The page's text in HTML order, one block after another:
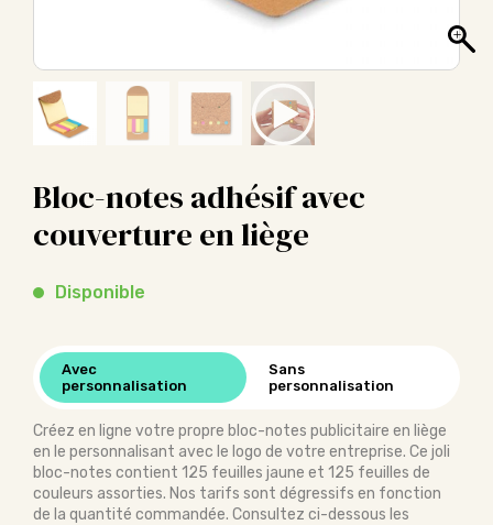
Bloc-notes adhésif avec
couverture en liège
Disponible
Avec
personnalisation
Sans
personnalisation
Créez en ligne votre propre bloc-notes publicitaire en liège
en le personnalisant avec le logo de votre entreprise. Ce joli
bloc-notes contient 125 feuilles jaune et 125 feuilles de
couleurs assorties. Nos tarifs sont dégressifs en fonction
de la quantité commandée. Consultez ci-dessous les